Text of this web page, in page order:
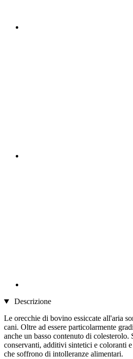
Descrizione
Le orecchie di bovino essiccate all'aria
cani. Oltre ad essere particolarmente
anche un basso contenuto di
conservanti, additivi sintetici e coloranti
che soffrono di intolleranze alimentari.